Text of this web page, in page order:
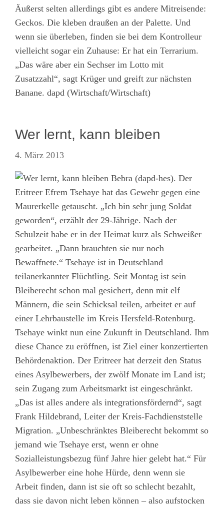
Äußerst selten allerdings gibt es andere Mitreisende:
Geckos. Die kleben draußen an der Palette. Und
wenn sie überleben, finden sie bei dem Kontrolleur
vielleicht sogar ein Zuhause: Er hat ein Terrarium.
„Das wäre aber ein Sechser im Lotto mit
Zusatzzahl“, sagt Krüger und greift zur nächsten
Banane. dapd (Wirtschaft/Wirtschaft)
Wer lernt, kann bleiben
4. März 2013
Bebra (dapd-hes). Der
Eritreer Efrem Tsehaye hat das Gewehr gegen eine
Maurerkelle getauscht. „Ich bin sehr jung Soldat
geworden“, erzählt der 29-Jährige. Nach der
Schulzeit habe er in der Heimat kurz als Schweißer
gearbeitet. „Dann brauchten sie nur noch
Bewaffnete.“ Tsehaye ist in Deutschland
teilanerkannter Flüchtling. Seit Montag ist sein
Bleiberecht schon mal gesichert, denn mit elf
Männern, die sein Schicksal teilen, arbeitet er auf
einer Lehrbaustelle im Kreis Hersfeld-Rotenburg.
Tsehaye winkt nun eine Zukunft in Deutschland. Ihm
diese Chance zu eröffnen, ist Ziel einer konzertierten
Behördenaktion. Der Eritreer hat derzeit den Status
eines Asylbewerbers, der zwölf Monate im Land ist;
sein Zugang zum Arbeitsmarkt ist eingeschränkt.
„Das ist alles andere als integrationsfördernd“, sagt
Frank Hildebrand, Leiter der Kreis-Fachdienststelle
Migration. „Unbeschränktes Bleiberecht bekommt so
jemand wie Tsehaye erst, wenn er ohne
Sozialleistungsbezug fünf Jahre hier gelebt hat.“ Für
Asylbewerber eine hohe Hürde, denn wenn sie
Arbeit finden, dann ist sie oft so schlecht bezahlt,
dass sie davon nicht leben können – also aufstocken